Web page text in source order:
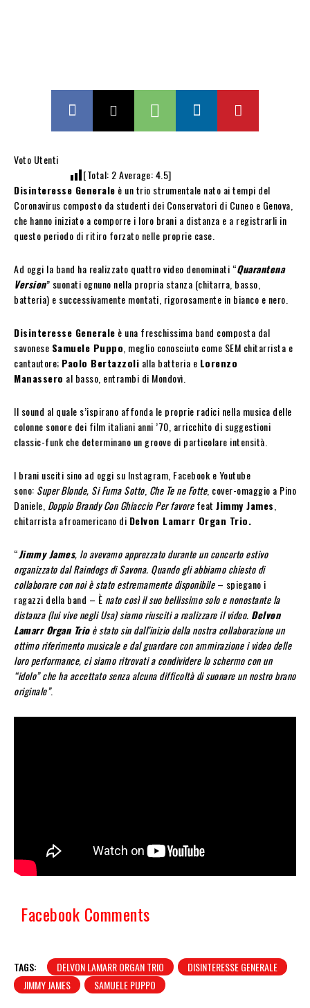
Voto Utenti
[Total: 2Average:4.5]
Disinteresse Generale è un trio strumentale nato ai tempi del
Coronavirus composto da studenti dei Conservatori di Cuneo e Genova,
che hanno iniziato a comporre i loro brani a distanza e a registrarli in
questo periodo di ritiro forzato nelle proprie case.
Ad oggi la band ha realizzato quattro video denominati “Quarantena
Version” suonati ognuno nella propria stanza (chitarra, basso,
batteria) e successivamente montati, rigorosamente in bianco e nero.
Disinteresse Generale è una freschissima band composta dal
savonese Samuele Puppo , meglio conosciuto come SEM chitarrista e
cantautore; Paolo Bertazzoli alla batteria e Lorenzo
Manassero al basso, entrambi di Mondovì.
Il sound al quale s’ispirano affonda le proprie radici nella musica delle
colonne sonore dei film italiani anni ’70, arricchito di suggestioni
classic-funk che determinano un groove di particolare intensità.
I brani usciti sino ad oggi su Instagram, Facebook e Youtube
sono: Super Blonde, Si Fuma Sotto, Che Te ne Fotte, cover-omaggio a Pino
Daniele, Doppio Brandy Con Ghiaccio Per favorefeat Jimmy James
chitarrista afroamericano di Delvon Lamarr Organ Trio.
“Jimmy James, lo avevamo apprezzato durante un concerto estivo
organizzato dal Raindogs di Savona. Quando gli abbiamo chiesto di
collaborare con noi è stato estremamente disponibile– spiegano i
ragazzi della band – È nato così il suo bellissimo solo e nonostante la
distanza (lui vive negli Usa) siamo riusciti a realizzare il video. Delvon
Lamarr Organ Trioè stato sin dall’inizio della nostra collaborazione un
ottimo riferimento musicale e dal guardare con ammirazione i video delle
loro performance, ci siamo ritrovati a condividere lo schermo con un
“idolo” che ha accettato senza alcuna difficoltà di suonare un nostro brano
originale”.
Facebook Comments
TAGS: DELVON LAMARR ORGAN TRIO
DISINTERESSE GENERALE
JIMMY JAMES
SAMUELE PUPPO